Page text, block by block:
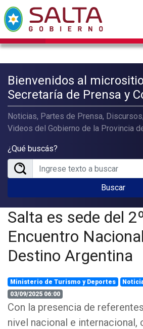
Bienvenidos al
Secretaría de Prensa y
Noticias, Partes de Prensa,
Videos del Gobierno de la Provincia
¿Qué buscás?
Buscar
Salta es sede del
Encuentro
Destino Argentina
Ministerio de Turismo y Deportes
03/09/2025 06:00
Con la presencia de
nivel nacional e internacional,